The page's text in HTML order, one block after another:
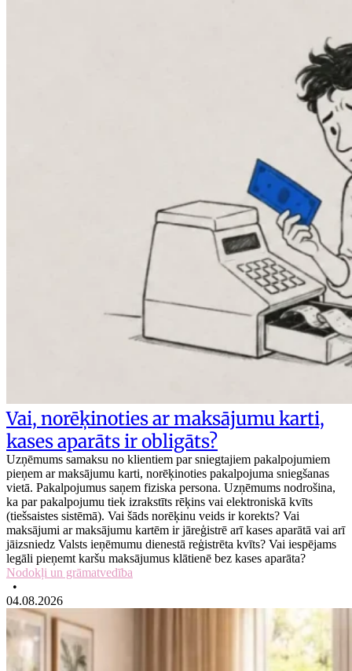
Vai, norēķinoties ar maksājumu karti,
kases aparāts ir obligāts?
Uzņēmums samaksu no klientiem par sniegtajiem pakalpojumiem
pieņem ar maksājumu karti, norēķinoties pakalpojuma sniegšanas
vietā. Pakalpojumus saņem fiziska persona. Uzņēmums nodrošina,
ka par pakalpojumu tiek izrakstīts rēķins vai elektroniskā kvīts
(tiešsaistes sistēmā). Vai šāds norēķinu veids ir korekts? Vai
maksājumi ar maksājumu kartēm ir jāreģistrē arī kases aparātā vai arī
jāizsniedz Valsts ieņēmumu dienestā reģistrēta kvīts? Vai iespējams
legāli pieņemt karšu maksājumus klātienē bez kases aparāta?
Nodokļi un grāmatvedība
•
04.08.2026